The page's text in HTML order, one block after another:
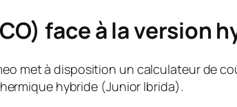
face à la version
met à disposition un calculateur de
hybride (Junior Ibrida).